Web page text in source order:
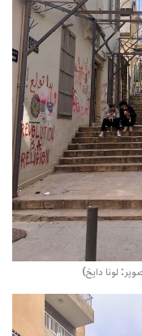
لونا دايخ)